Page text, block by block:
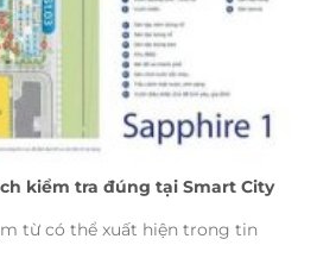
kiểm tra đúng tại Smart City
từ có thể xuất hiện trong tin